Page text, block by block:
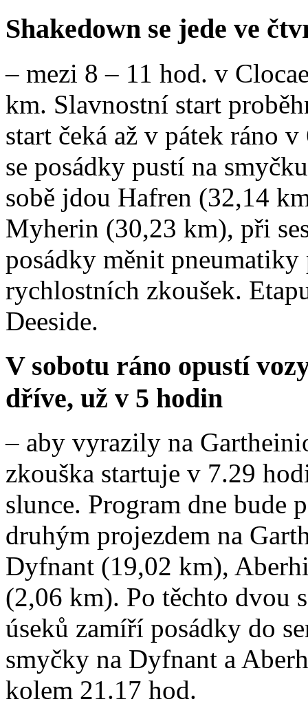
Shakedown se jede ve
– mezi 8 – 11 hod. v
km. Slavnostní start
start čeká až v pátek ráno
se posádky pustí na
sobě jdou Hafren (32,14
Myherin (30,23 km), při
posádky měnit
rychlostních zkoušek.
Deeside.
V sobotu ráno opustí
dříve, už v 5 hodin
– aby vyrazily na
zkouška startuje v 7.29
slunce. Program dne bude
druhým projezdem na
Dyfnant (19,02 km),
(2,06 km). Po těchto dvou
úseků zamíří posádky do
smyčky na Dyfnant a
kolem 21.17 hod.